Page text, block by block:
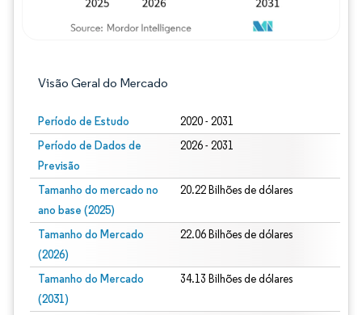
Visão Geral do Mercado
Período de Estudo 2020 - 2031
Período de Dados de
Previsão
2026 - 2031
Tamanho do mercado no
ano base (2025)
20.22 Bilhões de dólares
Tamanho do Mercado
(2026)
22.06 Bilhões de dólares
Tamanho do Mercado
(2031)
34.13 Bilhões de dólares